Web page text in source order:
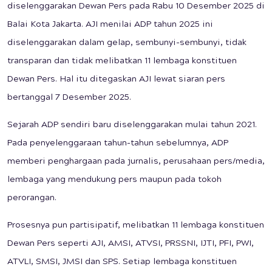
diselenggarakan Dewan Pers pada Rabu 10 Desember 2025 di
Balai Kota Jakarta. AJI menilai ADP tahun 2025 ini
diselenggarakan dalam gelap, sembunyi-sembunyi, tidak
transparan dan tidak melibatkan 11 lembaga konstituen
Dewan Pers. Hal itu ditegaskan AJI lewat siaran pers
bertanggal 7 Desember 2025.
Sejarah ADP sendiri baru diselenggarakan mulai tahun 2021.
Pada penyelenggaraan tahun-tahun sebelumnya, ADP
memberi penghargaan pada jurnalis, perusahaan pers/media,
lembaga yang mendukung pers maupun pada tokoh
perorangan.
Prosesnya pun partisipatif, melibatkan 11 lembaga konstituen
Dewan Pers seperti AJI, AMSI, ATVSI, PRSSNI, IJTI, PFI, PWI,
ATVLI, SMSI, JMSI dan SPS. Setiap lembaga konstituen